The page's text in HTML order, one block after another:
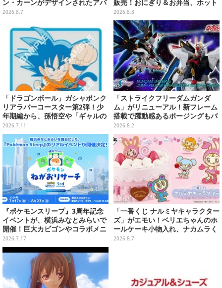
ン・カーンがデザインされたアパ
レルが販売
2026.8.7
販売！おにぎり＆お弁当、ホット
スナックなど4種セット
2026.8.8
「ドラゴンボール」ガシャポンク
リアラバーコースター第2弾！少
年期編から、孫悟空や「ギャルの
パンティおくれーっ！」のウーロ
ンなどズラリ
2026.7.11
「ストライクフリーダムガンダ
ム」がリニューアル！新フレーム
搭載で躍動感あるポージングもバ
ッチリ
2026.8.2
『ポケモンスリープ』3周年記念
イベントが、横浜みなとみらいで
開催！巨大カビゴンやコラボメニ
ューなど限定企画がいっぱい
2026.7.17
「一番くじ ナルミヤキャラクター
ズ」がエモい！ベリエちゃんのホ
ールケーキ小物入れ、ナカムラく
んのマスコットなどがズラリ
2026.8.7